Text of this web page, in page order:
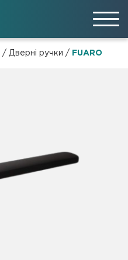
/ Дверні ручки / FUARO